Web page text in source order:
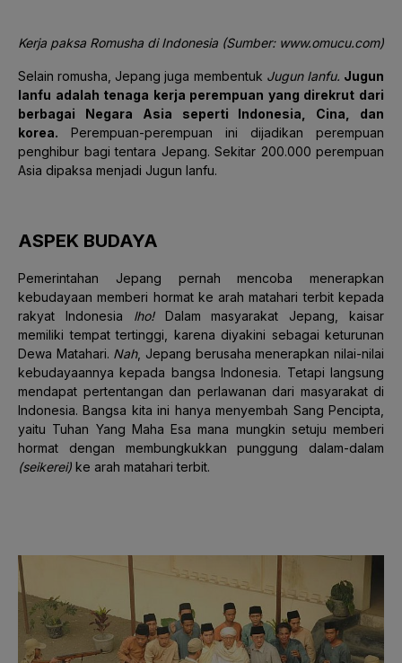
Kerja paksa Romusha di Indonesia (Sumber: www.omucu.com)
Selain romusha, Jepang juga membentuk Jugun Ianfu. Jugun
Ianfu adalah tenaga kerja perempuan yang direkrut dari
berbagai Negara Asia seperti Indonesia, Cina, dan
korea. Perempuan-perempuan ini dijadikan perempuan
penghibur bagi tentara Jepang. Sekitar 200.000 perempuan
Asia dipaksa menjadi Jugun Ianfu.
ASPEK BUDAYA
Pemerintahan Jepang pernah mencoba menerapkan
kebudayaan memberi hormat ke arah matahari terbit kepada
rakyat Indonesia lho! Dalam masyarakat Jepang, kaisar
memiliki tempat tertinggi, karena diyakini sebagai keturunan
Dewa Matahari. Nah, Jepang berusaha menerapkan nilai-nilai
kebudayaannya kepada bangsa Indonesia. Tetapi langsung
mendapat pertentangan dan perlawanan dari masyarakat di
Indonesia. Bangsa kita ini hanya menyembah Sang Pencipta,
yaitu Tuhan Yang Maha Esa mana mungkin setuju memberi
hormat dengan membungkukkan punggung dalam-dalam
(seikerei) ke arah matahari terbit.